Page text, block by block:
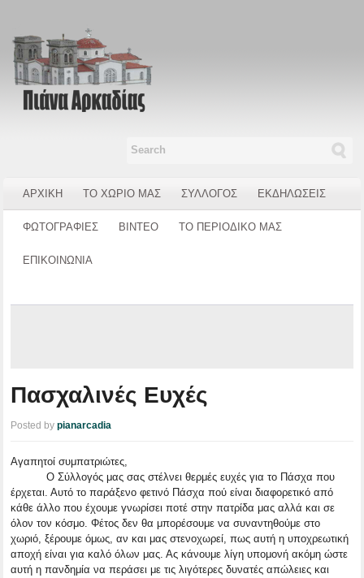
ΑΡΧΙΚΗ ΤΟ ΧΩΡΙΟ ΜΑΣ ΣΥΛΛΟΓΟΣ ΕΚΔΗΛΩΣΕΙΣ
ΦΩΤΟΓΡΑΦΙΕΣ ΒΙΝΤΕΟ ΤΟ ΠΕΡΙΟΔΙΚΟ ΜΑΣ
ΕΠΙΚΟΙΝΩΝΙΑ
Πασχαλινές Ευχές
Posted bypianarcadia
Αγαπητοί συμπατριώτες,
Ο Σύλλογός μας σας στέλνει θερμές ευχές για το Πάσχα που
έρχεται. Αυτό το παράξενο φετινό Πάσχα πού είναι διαφορετικό από
κάθε άλλο που έχουμε γνωρίσει ποτέ στην πατρίδα μας αλλά και σε
όλον τον κόσμο. Φέτος δεν θα μπορέσουμε να συναντηθούμε στο
χωριό, ξέρουμε όμως, αν και μας στενοχωρεί, πως αυτή η υποχρεωτική
αποχή είναι για καλό όλων μας. Ας κάνουμε λίγη υπομονή ακόμη ώστε
αυτή η πανδημία να περάσει με τις λιγότερες δυνατές απώλειες και